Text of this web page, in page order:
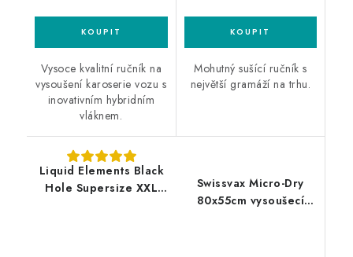
Vysoce kvalitní ručník na
vysoušení karoserie vozu s
inovativním hybridním
vláknem.
Mohutný sušící ručník s
největší gramáží na trhu.
Liquid Elements Black
Hole Supersize XXL
Swissvax Micro-Dry
80x55cm vysoušecí